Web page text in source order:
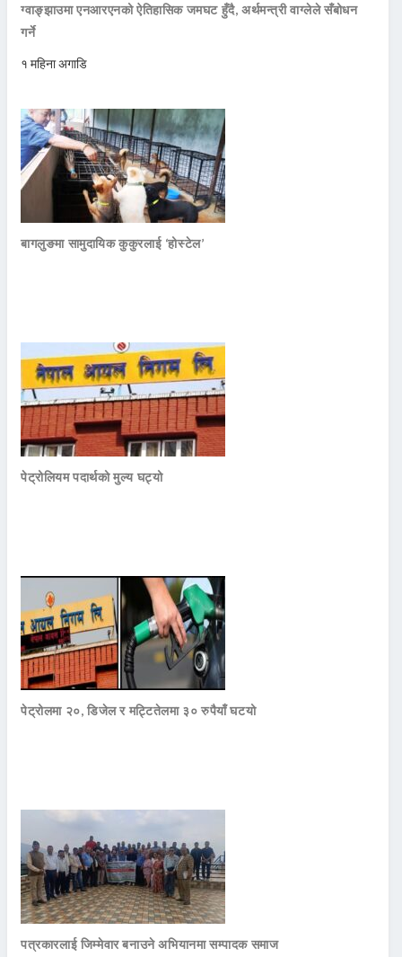
ग्वाङ्झाउमा एनआरएनको ऐतिहासिक जमघट हुँदै, अर्थमन्त्री वाग्लेले सँबोधन
गर्ने
१ महिना अगाडि
बागलुङमा सामुदायिक कुकुरलाई ‘होस्टेल’
पेट्रोलियम पदार्थको मुल्य घट्यो
पेट्रोलमा २०, डिजेल र मट्टितेलमा ३० रुपैयाँ घटयो
पत्रकारलाई जिम्मेवार बनाउने अभियानमा सम्पादक समाज